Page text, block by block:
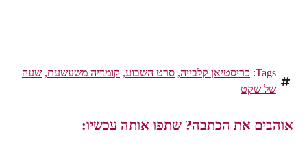
Tags: כריסטיאן קלבייה, סרט השבוע, קומדיה משעשעת, שעה
של שקט
אוהבים את הכתבה? שתפו אותה עכשיו: